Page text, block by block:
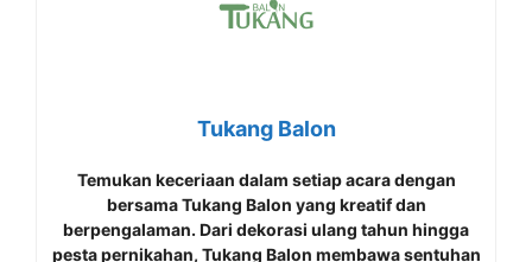
Tukang Balon
Temukan keceriaan dalam setiap acara dengan
bersamaTukang Balon yang kreatif dan
berpengalaman. Dari dekorasi ulang tahun hingga
pesta pernikahan, Tukang Balon membawa sentuhan